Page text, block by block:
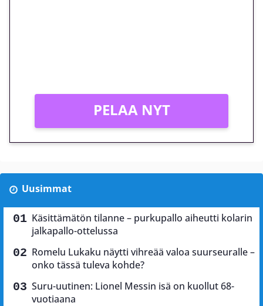
PELAA NYT
Uusimmat
Käsittämätön tilanne – purkupallo aiheutti kolarin
jalkapallo-ottelussa
Romelu Lukaku näytti vihreää valoa suurseuralle –
onko tässä tuleva kohde?
Suru-uutinen: Lionel Messin isä on kuollut 68-
vuotiaana